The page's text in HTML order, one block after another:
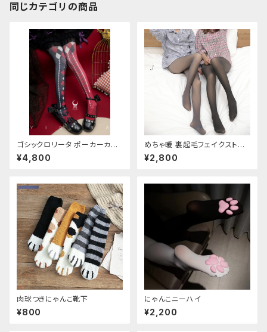
同じカテゴリの商品
ゴシックロリータ ポーカーカー
ド柄 プリントタイツ
¥4,800
めちゃ暖 裏起毛フェイクストッ
キング
¥2,800
肉球つきにゃんこ靴下
¥800
にゃんこニーハイ
¥2,200